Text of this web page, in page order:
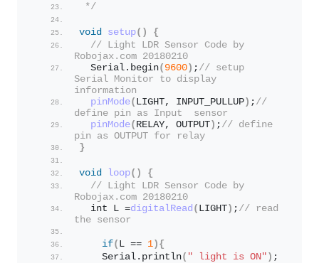
*/
void setup()
{
// Light LDR Sensor Code by
Robojax.com 20180210
  Serial.
begin( 9600) ; // setup
Serial Monitor to display
information
pinMode( LIGHT, INPUT_PULLUP) ; //
define pin as Input  sensor
pinMode( RELAY, OUTPUT) ; // define
pin as OUTPUT for relay
}
void loop()
{
// Light LDR Sensor Code by
Robojax.com 20180210
  int L =
digitalRead ( LIGHT) ; // read
the sensor
if( L == 1){
    Serial.
println( " light is ON" ) ;